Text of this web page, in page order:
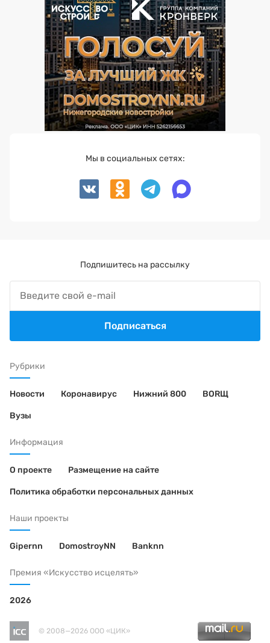
Рубрики
Новости Коронавирус Нижний 800 BORЩ
Вузы
Информация
О проекте Размещение на сайте
Политика обработки персональных данных
Наши проекты
Gipernn DomostroyNN Banknn
Премия «Искусство исцелять»
2026
© 2008—2026 ООО «ЦИК»
Мы в социальных сетях:
Подпишитесь на рассылку
Подписаться